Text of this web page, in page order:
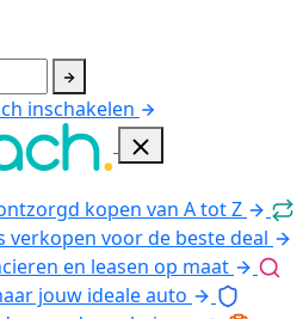
inschakelen
kopen van A tot Z
verkopen voor de beste deal
en leasen op maat
jouw ideale auto